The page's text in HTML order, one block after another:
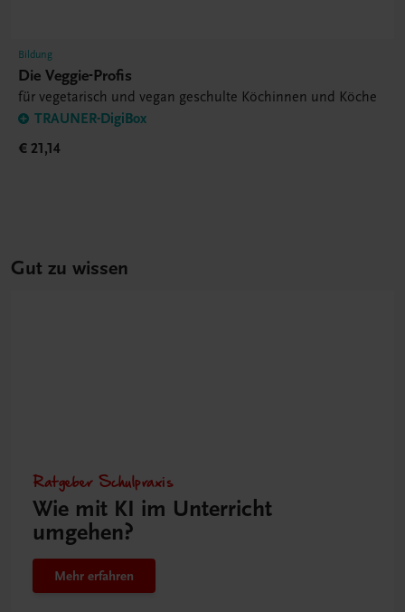
Bildung
Die Veggie-Profis
für vegetarisch und vegan geschulte Köchinnen und Köche
TRAUNER-DigiBox
€ 21,14
Gut zu wissen
Ratgeber Schulpraxis
Wie mit KI im Unterricht
umgehen?
Mehr erfahren